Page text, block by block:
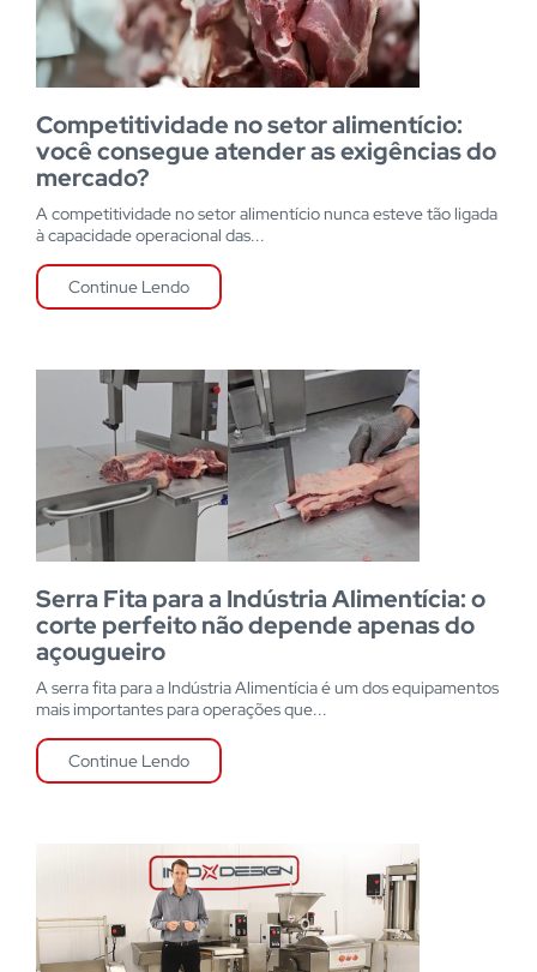
Competitividade no setor alimentício:
você consegue atender as exigências do
mercado?
A competitividade no setor alimentício nunca esteve tão ligada
à capacidade operacional das...
Continue Lendo
Serra Fita para a Indústria Alimentícia: o
corte perfeito não depende apenas do
açougueiro
A serra fita para a Indústria Alimentícia é um dos equipamentos
mais importantes para operações que...
Continue Lendo